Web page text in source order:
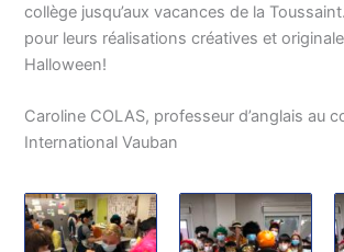
collège jusqu’aux vacances de la
pour leurs réalisations créatives et
Halloween!
Caroline COLAS, professeur d’anglais au
International Vauban